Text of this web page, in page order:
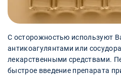
С осторожностью используют
антикоагулянтами или
лекарственными средствами.
быстрое введение препарата